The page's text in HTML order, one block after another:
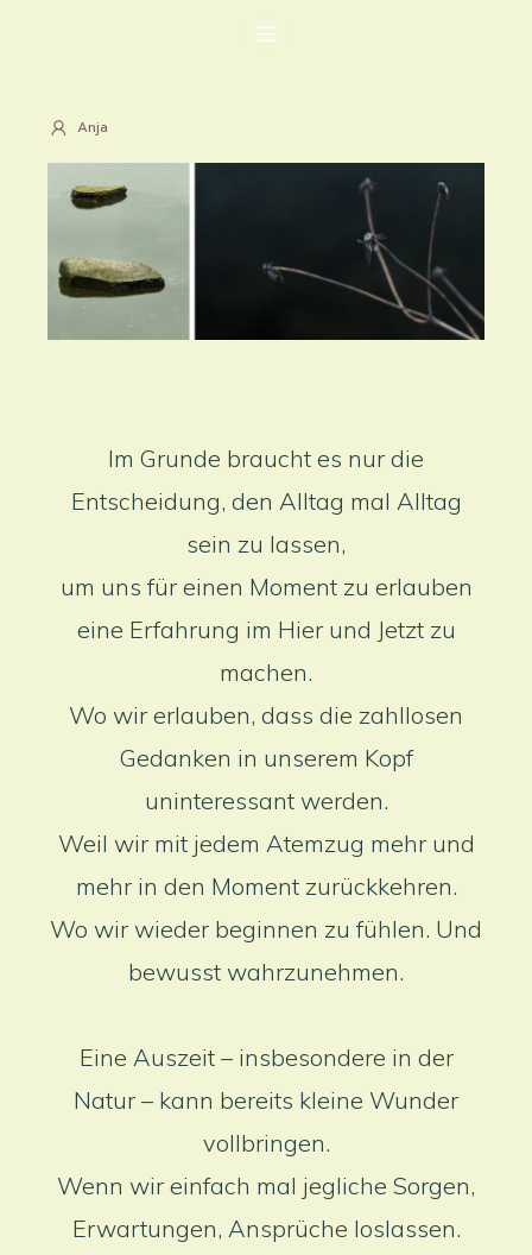
Anja
Im Grunde braucht es nur die
Entscheidung, den Alltag mal Alltag
sein zu lassen,
um uns für einen Moment zu erlauben
eine Erfahrung im Hier und Jetzt zu
machen.
Wo wir erlauben, dass die zahllosen
Gedanken in unserem Kopf
uninteressant werden.
Weil wir mit jedem Atemzug mehr und
mehr in den Moment zurückkehren.
Wo wir wieder beginnen zu fühlen. Und
bewusst wahrzunehmen.
Eine Auszeit – insbesondere in der
Natur – kann bereits kleine Wunder
vollbringen.
Wenn wir einfach mal jegliche Sorgen,
Erwartungen, Ansprüche loslassen.